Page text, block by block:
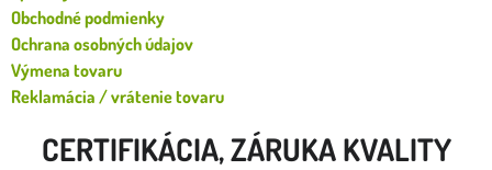
Obchodné podmienky
Ochrana osobných údajov
Výmena tovaru
Reklamácia / vrátenie tovaru
CERTIFIKÁCIA, ZÁRUKA KVALITY